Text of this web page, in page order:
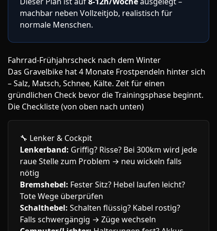
machbar neben Vollzeitjob, realistisch für
normale Menschen.
Fahrrad-Frühjahrscheck nach dem Winter
Das Gravelbike hat 4 Monate Frostpendeln hinter sich
– Salz, Matsch, Schnee, Kälte. Zeit für einen
gründlichen Check bevor die Trainingsphase beginnt.
Die Checkliste (von oben nach unten)
🔧 Lenker & Cockpit
Lenkerband: Griffig? Risse? Bei 300km wird jede
raue Stelle zum Problem → neu wickeln falls
nötig
Bremshebel: Fester Sitz? Hebel laufen leicht?
Tote Wege überprüfen
Schalthebel: Schalten flüssig? Kabel rostig?
Falls schwergängig → Züge wechseln